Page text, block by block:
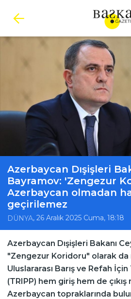
Azerbaycan Dışişleri
Bayramov: 'Zengezur
Azerbaycan olmadan
geçirilemez
DÜNYA, 26 Aralık 2025 Cuma, 18:18
Azerbaycan Dışişleri Bakanı
"Zengezur Koridoru" olarak
Uluslararası Barış ve Refah İçin
(TRIPP) hem giriş hem de çıkış
Azerbaycan topraklarında